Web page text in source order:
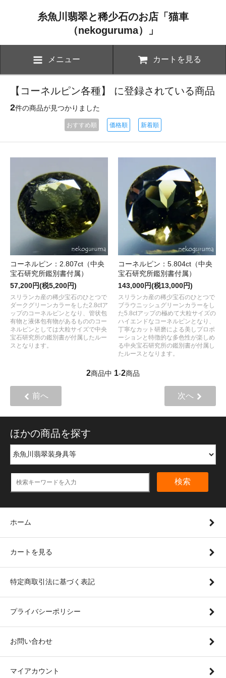
糸魚川翡翠と稀少石のお店「猫車
（nekoguruma）」
メニュー カートを見る
【コーネルピン各種】 に登録されている商品
2件の商品が見つかりました
おすすめ順 価格順 新着順
コーネルピン：2.807ct（中央
宝石研究所鑑別書付属）
57,200円(税5,200円)
スリランカ産の稀少宝石のひとつで
ダークグリーンカラーをした2.8ctア
ップのコーネルピンとなり、管状包
有物と液体包有物があるもののコー
ネルピンとしては大粒サイズで中央
宝石研究所の鑑別書が付属したルー
スとなります。
コーネルピン：5.804ct（中央
宝石研究所鑑別書付属）
143,000円(税13,000円)
スリランカ産の稀少宝石のひとつで
ブラウニッシュグリーンカラーをし
た5.8ctアップの極めて大粒サイズの
ハイエンドなコーネルピンとなり、
丁寧なカット研磨による美しプロポ
ーションと特徴的な多色性が楽しめ
る中央宝石研究所の鑑別書が付属し
たルースとなります。
2商品中 1-2商品
前へ 次へ
ほかの商品を探す
検索
ホーム
カートを見る
特定商取引法に基づく表記
プライバシーポリシー
お問い合わせ
マイアカウント